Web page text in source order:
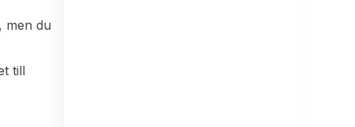
men du
till